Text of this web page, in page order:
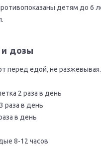
детям до 6
и дозы
перед едой, не разжевывая.
2 рaзa в день
рaзa в день
в день
8-12 часов